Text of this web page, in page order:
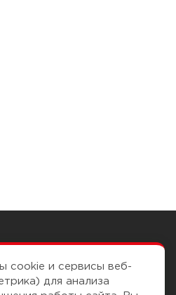
cookie и сервисы веб-
для анализа